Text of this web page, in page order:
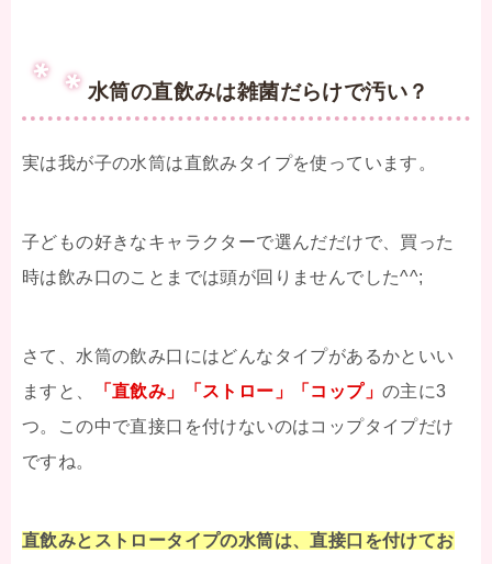
水筒の直飲みは雑菌だらけで汚い？
実は我が子の水筒は直飲みタイプを使っています。
子どもの好きなキャラクターで選んだだけで、買った
時は飲み口のことまでは頭が回りませんでした^^;
さて、水筒の飲み口にはどんなタイプがあるかといい
ますと、
「直飲み」「ストロー」「コップ」の主に3
つ。この中で直接口を付けないのはコップタイプだけ
ですね。
直飲みとストロータイプの水筒は、直接口を付けてお